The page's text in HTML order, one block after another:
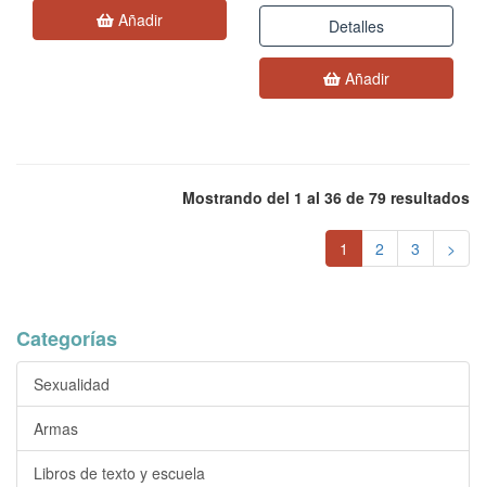
Añadir
Detalles
Añadir
Mostrando del 1 al 36 de 79 resultados
1 2 3 >
Categorías
Sexualidad
Armas
Libros de texto y escuela